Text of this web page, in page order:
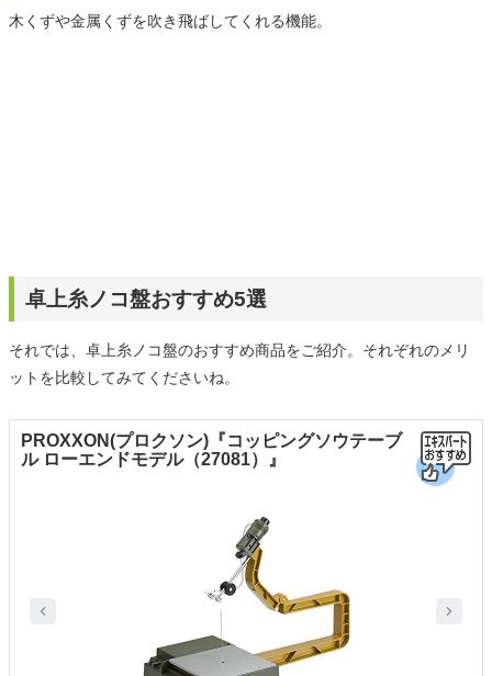
木くずや金属くずを吹き飛ばしてくれる機能。
卓上糸ノコ盤おすすめ5選
それでは、卓上糸ノコ盤のおすすめ商品をご紹介。それぞれのメリ
ットを比較してみてくださいね。
PROXXON(プロクソン)『コッピングソウテーブ
ル ローエンドモデル（27081）』